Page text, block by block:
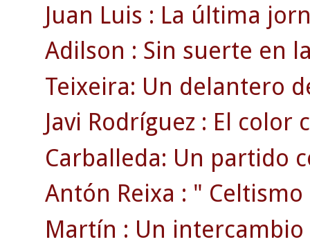
Juan Luis : La última
Adilson : Sin suerte en
Teixeira: Un delantero
Javi Rodríguez : El color
Carballeda: Un partido
Antón Reixa : "
Martín : Un